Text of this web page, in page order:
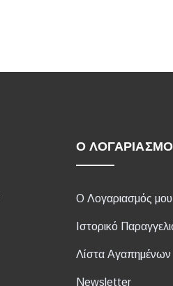
Ο
Ο Λογαριασμός μου
Ιστορικό
Λίστα Αγαπημένων
Newsletter